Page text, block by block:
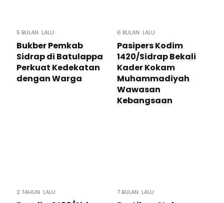
5 BULAN LALU
Bukber Pemkab
Sidrap di Batulappa
Perkuat Kedekatan
dengan Warga
6 BULAN LALU
​Pasipers Kodim
1420/Sidrap Bekali
Kader Kokam
Muhammadiyah
Wawasan
Kebangsaan
2 TAHUN LALU 7 BULAN LALU